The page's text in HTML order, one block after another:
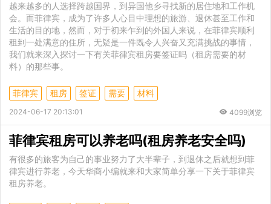
越来越多的人选择跨越国界，到异国他乡寻找新的居住地和工作机
会。而菲律宾，成为了许多人心目中理想的旅游、退休甚至工作和
生活的目的地，然而，对于初来乍到的外国人来说，在菲律宾顺利
租到一处满意的住所，无疑是一件既令人兴奋又充满挑战的事情，
我们就来深入探讨一下有关菲律宾租房要签证吗（租房需要的材
料）的那些事。
菲律宾 租房 签证 需要 材料
2024-06-17 20:13:01 4099浏览
菲律宾租房可以养老吗(租房养老安全吗)
有很多的旅客为自己的事业努力了大半辈子，到退休之后就想到菲
律宾进行养老，今天华商小编就来和大家简单分享一下关于菲律宾
租房养老。